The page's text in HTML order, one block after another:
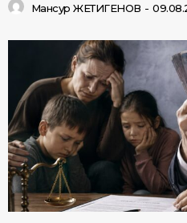
Мансур ЖЕТИГЕНОВ -